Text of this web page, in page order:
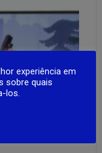
experiência em
sobre quais
los.